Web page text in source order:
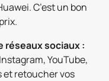
C’est un bon
réseaux sociaux :
YouTube,
et retoucher vos